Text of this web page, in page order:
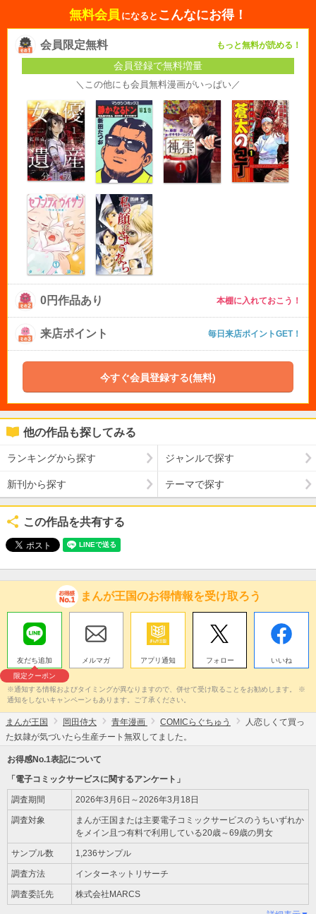
無料会員 になると こんなにお得！
会員限定無料 もっと無料が読める！
会員登録で無料増量
＼この他にも会員無料漫画がいっぱい／
0円作品あり 本棚に入れておこう！
来店ポイント 毎日来店ポイントGET！
今すぐ会員登録する(無料)
他の作品も探してみる
ランキングから探す ジャンルで探す
新刊から探す テーマで探す
この作品を共有する
まんが王国のお得情報を受け取ろう
友だち追加
限定クーポン
メルマガ アプリ通知 フォロー いいね
※通知する情報およびタイミングが異なりますので、併せて受け取ることをお勧めします。 ※
通知をしないキャンペーンもあります。ご了承ください。
まんが王国 岡田侍大 青年漫画 COMICらぐちゅう
人恋しくて買っ
た奴隷が気づいたら生産チート無双してました。
お得感No.1表記について
「電子コミックサービスに関するアンケート」
調査期間 2026年3月6日～2026年3月18日
調査対象
まんが王国または主要電子コミックサービスのうちいずれか
をメイン且つ有料で利用している20歳～69歳の男女
サンプル数 1,236サンプル
調査方法 インターネットリサーチ
調査委託先 株式会社MARCS